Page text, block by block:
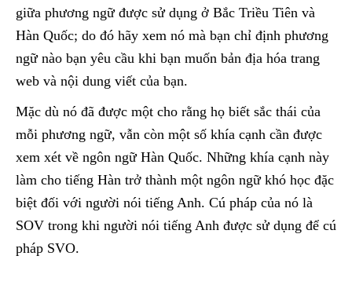
giữa phương ngữ được sử dụng ở Bắc Triều Tiên và
Hàn Quốc; do đó hãy xem nó mà bạn chỉ định phương
ngữ nào bạn yêu cầu khi bạn muốn bản địa hóa trang
web và nội dung viết của bạn.
Mặc dù nó đã được một cho rằng họ biết sắc thái của
mỗi phương ngữ, vẫn còn một số khía cạnh cần được
xem xét về ngôn ngữ Hàn Quốc. Những khía cạnh này
làm cho tiếng Hàn trở thành một ngôn ngữ khó học đặc
biệt đối với người nói tiếng Anh. Cú pháp của nó là
SOV trong khi người nói tiếng Anh được sử dụng để cú
pháp SVO.